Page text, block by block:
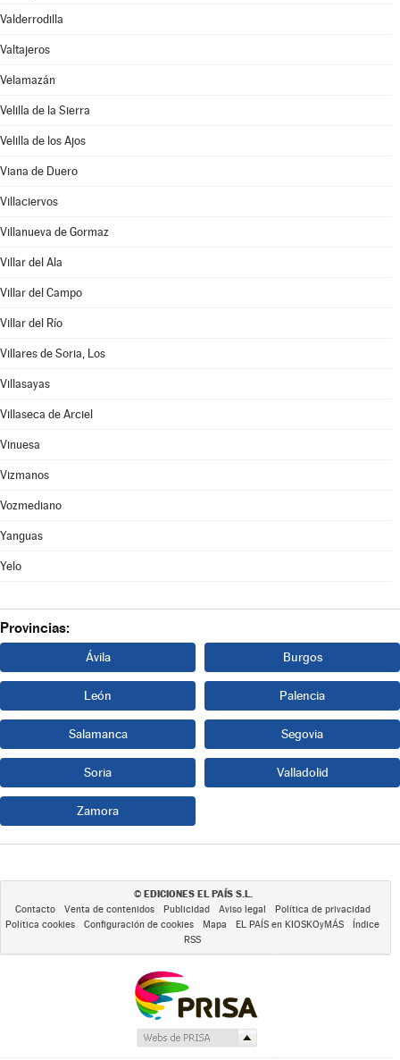
Valderrodilla
Valtajeros
Velamazán
Velilla de la Sierra
Velilla de los Ajos
Viana de Duero
Villaciervos
Villanueva de Gormaz
Villar del Ala
Villar del Campo
Villar del Río
Villares de Soria, Los
Villasayas
Villaseca de Arciel
Vinuesa
Vizmanos
Vozmediano
Yanguas
Yelo
Provincias:
Ávila Burgos
León Palencia
Salamanca Segovia
Soria Valladolid
Zamora
© EDICIONES EL PAÍS S.L.
Contacto Venta de contenidos Publicidad Aviso legal
Política de privacidad
Política cookies
Configuración de cookies Mapa EL PAÍS en KIOSKOyMÁS
Índice
RSS